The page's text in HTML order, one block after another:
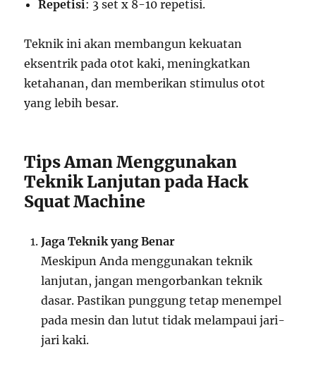
Repetisi: 3 set x 8-10 repetisi.
Teknik ini akan membangun kekuatan
eksentrik pada otot kaki, meningkatkan
ketahanan, dan memberikan stimulus otot
yang lebih besar.
Tips Aman Menggunakan
Teknik Lanjutan pada Hack
Squat Machine
Jaga Teknik yang Benar
Meskipun Anda menggunakan teknik
lanjutan, jangan mengorbankan teknik
dasar. Pastikan punggung tetap menempel
pada mesin dan lutut tidak melampaui jari-
jari kaki.